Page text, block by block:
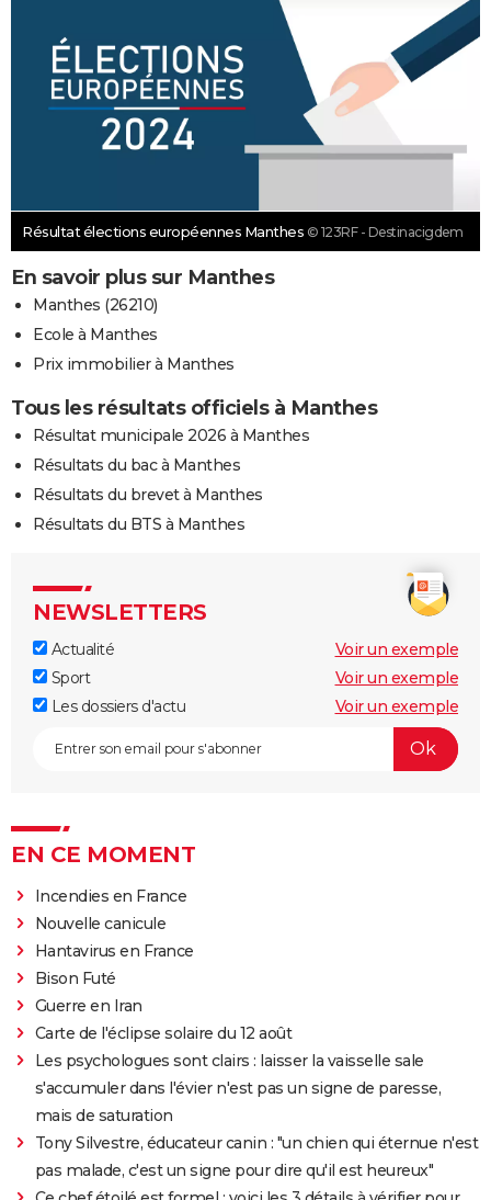
Résultat élections européennes Manthes © 123RF - Destinacigdem
En savoir plus sur Manthes
Manthes (26210)
Ecole à Manthes
Prix immobilier à Manthes
Tous les résultats officiels à Manthes
Résultat municipale 2026 à Manthes
Résultats du bac à Manthes
Résultats du brevet à Manthes
Résultats du BTS à Manthes
NEWSLETTERS
Actualité
Voir un exemple
Sport
Voir un exemple
Les dossiers d'actu
Voir un exemple
EN CE MOMENT
Incendies en France
Nouvelle canicule
Hantavirus en France
Bison Futé
Guerre en Iran
Carte de l'éclipse solaire du 12 août
Les psychologues sont clairs : laisser la vaisselle sale
s'accumuler dans l'évier n'est pas un signe de paresse,
mais de saturation
Tony Silvestre, éducateur canin : "un chien qui éternue n'est
pas malade, c'est un signe pour dire qu'il est heureux"